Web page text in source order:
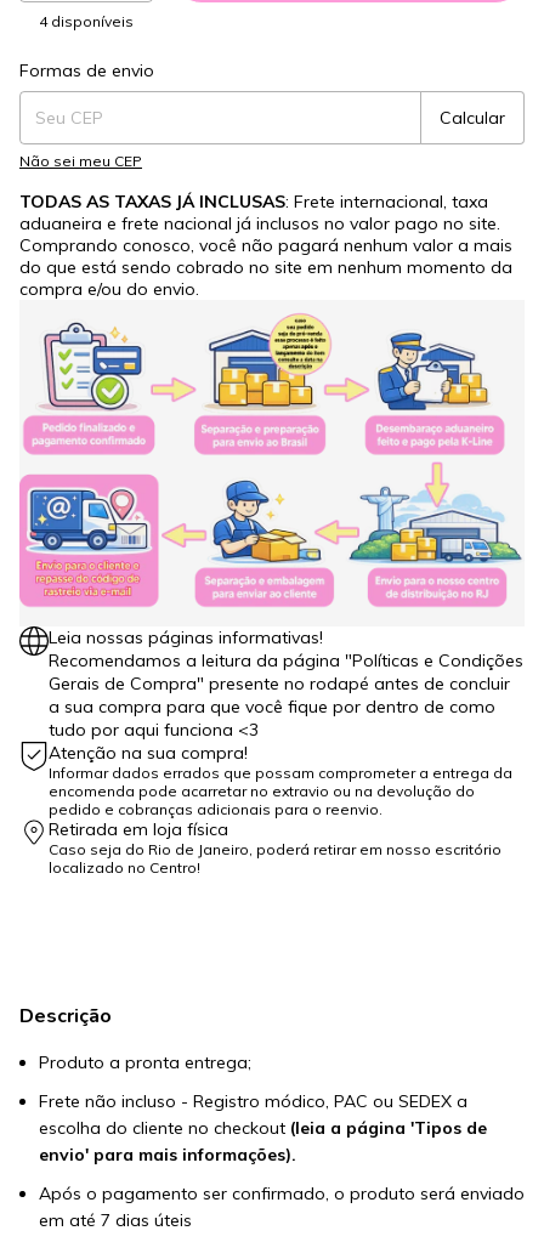
4 disponíveis
Entregas para o CEP:
Formas de envio
Calcular
Não sei meu CEP
TODAS AS TAXAS JÁ INCLUSAS: Frete internacional, taxa
aduaneira e frete nacional já inclusos no valor pago no site.
Comprando conosco, você não pagará nenhum valor a mais
do que está sendo cobrado no site em nenhum momento da
compra e/ou do envio.
Leia nossas páginas informativas!
Recomendamos a leitura da página "Políticas e Condições
Gerais de Compra" presente no rodapé antes de concluir
a sua compra para que você fique por dentro de como
tudo por aqui funciona <3
Atenção na sua compra!
Informar dados errados que possam comprometer a entrega da
encomenda pode acarretar no extravio ou na devolução do
pedido e cobranças adicionais para o reenvio.
Retirada em loja física
Caso seja do Rio de Janeiro, poderá retirar em nosso escritório
localizado no Centro!
Descrição
Produto a pronta entrega;
Frete não incluso - Registro módico, PAC ou SEDEX a
escolha do cliente no checkout (leia a página 'Tipos de
envio' para mais informações).
Após o pagamento ser confirmado, o produto será enviado
em até 7 dias úteis